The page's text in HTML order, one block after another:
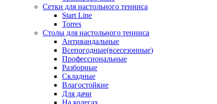
Сетки для настольного тенниса
Start Line
Torres
Столы для настольного тенниса
Антивандальные
Всепогодные(всесезонные)
Профессиональные
Разборные
Складные
Влагостойкие
Для дачи
На колесах